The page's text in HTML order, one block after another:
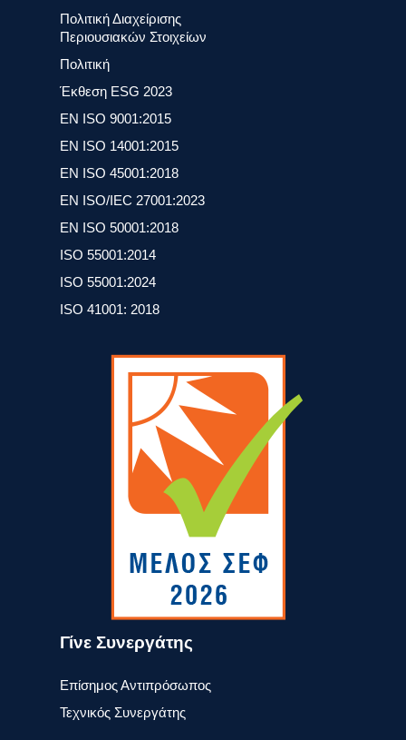
Πολιτική Διαχείρισης
Περιουσιακών Στοιχείων
Πολιτική
Έκθεση ESG 2023
ΕΝ ISO 9001:2015
ΕΝ ISO 14001:2015
ΕΝ ISO 45001:2018
EN ISO/IEC 27001:2023
ΕΝ ISO 50001:2018
ISO 55001:2014
ISO 55001:2024
ISO 41001: 2018
Γίνε Συνεργάτης
Επίσημος Αντιπρόσωπος
Τεχνικός Συνεργάτης